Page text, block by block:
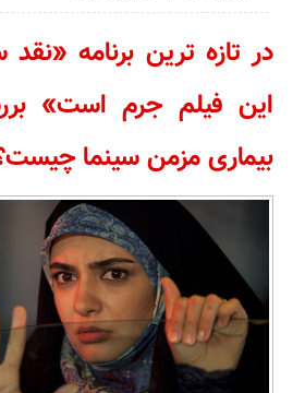
در تازه ترین برنامه
این فیلم جرم است»
بیماری مزمن سینما